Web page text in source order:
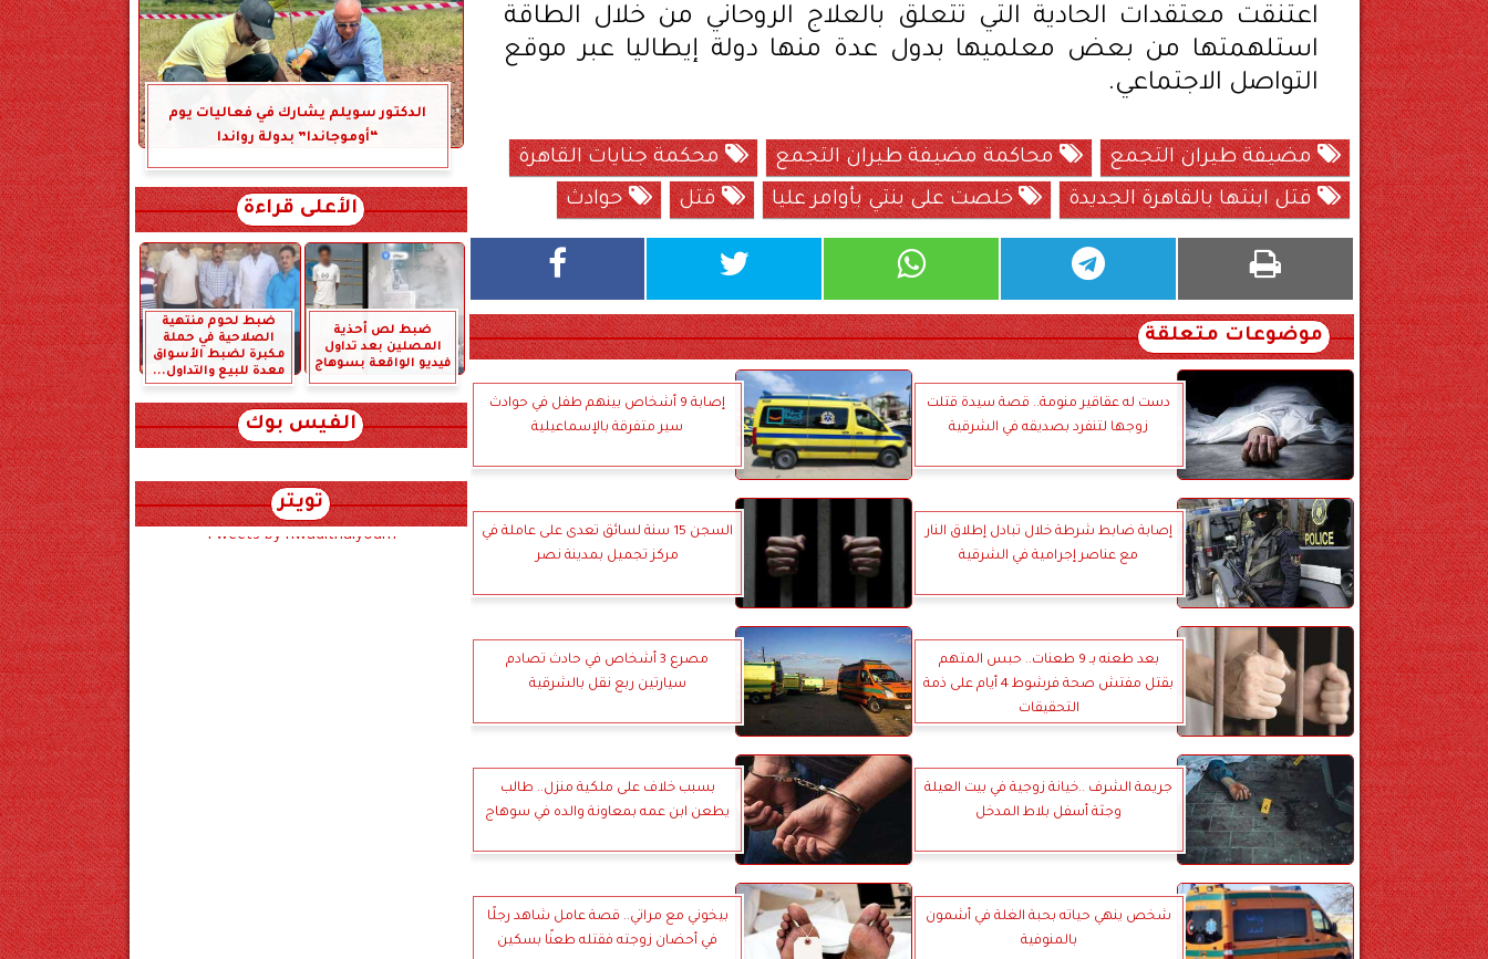
اعتنقت معتقدات الحادية التي تتعلق بالعلاج الروحاني من خلال الطاقة
استلهمتها من بعض معلميها بدول عدة منها دولة إيطاليا عبر موقع
التواصل الاجتماعي.
مضيفة طيران التجمع محاكمة مضيفة طيران التجمع
محكمة جنايات القاهرة
قتل ابنتها بالقاهرة الجديدة
خلصت على بنتي بأوامر عليا قتل حوادث
موضوعات متعلقة
دست له عقاقير منومة.. قصة سيدة قتلت
زوجها لتنفرد بصديقه في الشرقية
إصابة 9 أشخاص بينهم طفل في حوادث
سير متفرقة بالإسماعيلية
إصابة ضابط شرطة خلال تبادل إطلاق النار
مع عناصر إجرامية في الشرقية
السجن 15 سنة لسائق تعدى على عاملة في
مركز تجميل بمدينة نصر
بعد طعنه بـ 9 طعنات.. حبس المتهم
بقتل مفتش صحة فرشوط 4 أيام على ذمة
التحقيقات
مصرع 3 أشخاص في حادث تصادم
سيارتين ربع نقل بالشرقية
جريمة الشرف ..خيانة زوجية في بيت العيلة
وجثة أسفل بلاط المدخل
بسبب خلاف على ملكية منزل.. طالب
يطعن ابن عمه بمعاونة والده في سوهاج
شخص ينهي حياته بحبة الغلة في أشمون
بالمنوفية
بيخوني مع مراتي.. قصة عامل شاهد رجلًا
في أحضان زوجته فقتله طعنًا بسكين
الدكتور سويلم يشارك في فعاليات يوم
“أوموجاندا” بدولة رواندا
الأعلى قراءة
ضبط لص أحذية
المصلين بعد تداول
فيديو الواقعة بسوهاج
ضبط لحوم منتهية
الصلاحية في حملة
مكبرة لضبط الأسواق
معدة للبيع والتداول...
الفيس بوك
تويتر
Tweets by hwadithalyoum